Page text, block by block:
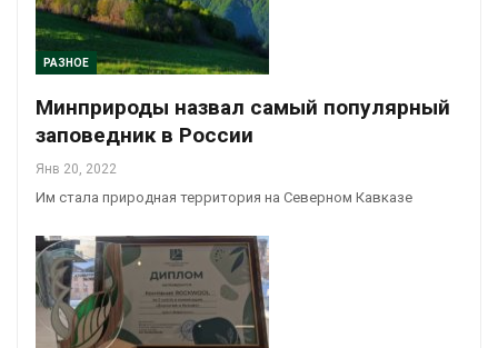
РАЗНОЕ
Минприроды назвал самый популярный
заповедник в России
Янв 20, 2022
Им стала природная территория на Северном Кавказе